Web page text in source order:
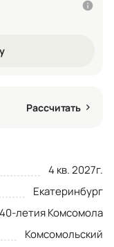
Рассчитать
4 кв. 2027г.
Екатеринбург
летия Комсомола
Комсомольский